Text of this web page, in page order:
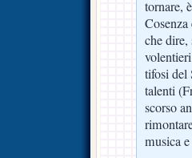
tornare,
che
tifosi del
talenti
scorso
musica